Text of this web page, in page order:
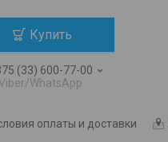
Купить
(33) 600-77-00
WhatsApp
оплаты и доставки